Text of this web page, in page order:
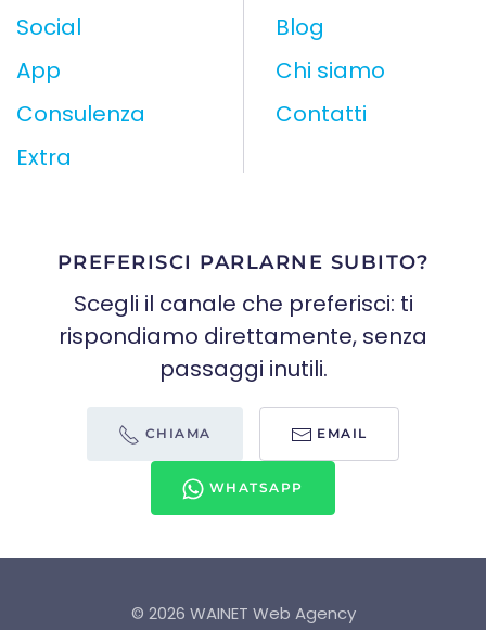
Social
App
Consulenza
Extra
Blog
Chi siamo
Contatti
PREFERISCI PARLARNE SUBITO?
Scegli il canale che preferisci: ti
rispondiamo direttamente, senza
passaggi inutili.
CHIAMA EMAIL
WHATSAPP
© 2026 WAINET Web Agency